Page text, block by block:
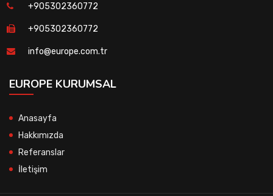
+905302360772
+905302360772
info@europe.com.tr
EUROPE KURUMSAL
Anasayfa
Hakkımızda
Referanslar
İletişim